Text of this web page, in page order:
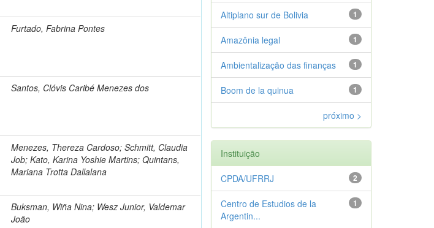
Furtado, Fabrina Pontes
Santos, Clóvis Caribé Menezes dos
Menezes, Thereza Cardoso; Schmitt, Claudia
Job; Kato, Karina Yoshie Martins; Quintans,
Mariana Trotta Dallalana
Buksman, Wiña Nina; Wesz Junior, Valdemar
João
1
Altiplano sur de Bolivia
1
Amazônia legal
1
Ambientalização das finanças
1
Boom de la quinua
próximo >
Instituição
2
CPDA/UFRRJ
1
Centro de Estudios de la
Argentin...